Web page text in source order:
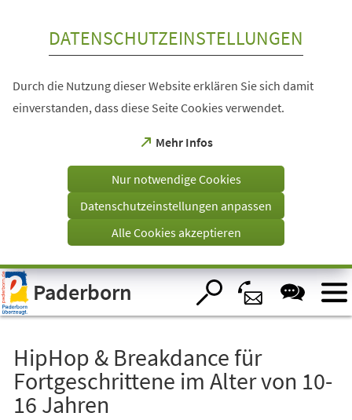
Visuelle
Assistenzsoftware
öffnen.
DATENSCHUTZEINSTELLUNGEN
Durch die Nutzung dieser Website erklären Sie sich damit
einverstanden, dass diese Seite Cookies verwendet.
Mehr Infos
(Öffnet
einem
Tab)
Nur notwendige Cookies
Datenschutzeinstellungen anpassen
Alle Cookies akzeptieren
Paderborn
HipHop & Breakdance für
Fortgeschrittene im Alter von 10-
16 Jahren